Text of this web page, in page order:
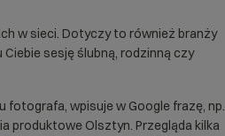
w sieci. Dotyczy to również branży
sesję ślubną, rodzinną czy
wpisuje w Google frazę, np.
produktowe Olsztyn. Przegląda kilka